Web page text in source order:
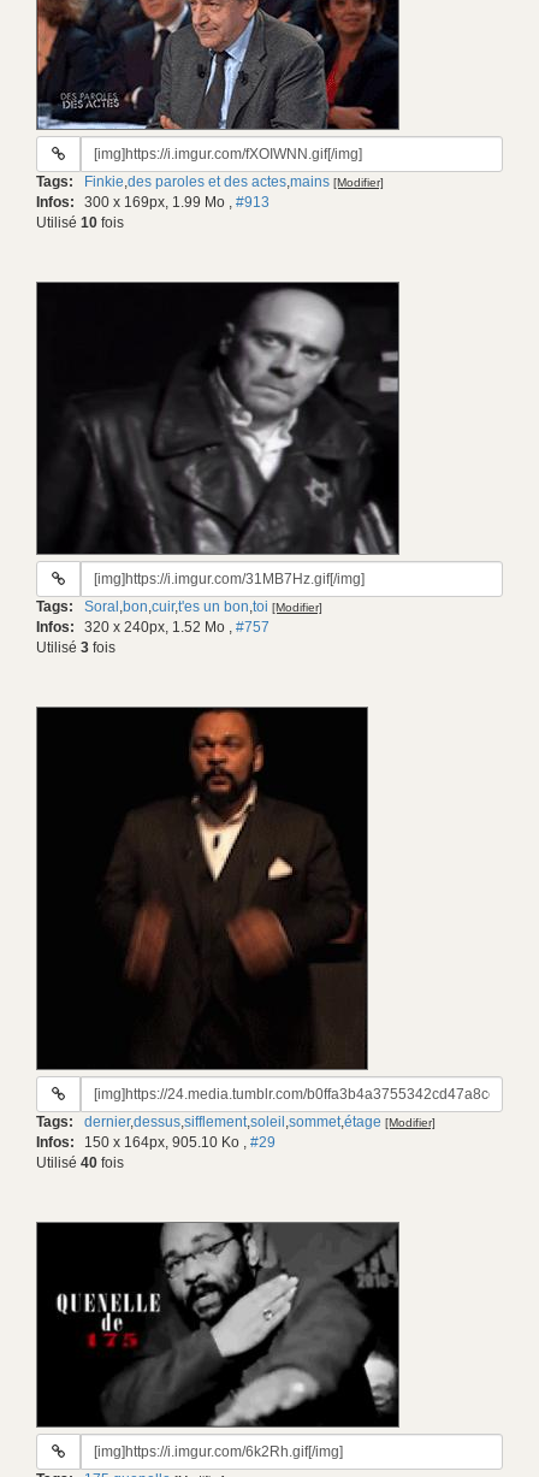
URL
gif:
Tags: Finkie,des paroles et des actes,mains [Modifier]
Infos: 300 x 169px, 1.99 Mo , #913
Utilisé 10 fois
URL
gif:
Tags: Soral ,bon,cuir,t'es un bon,toi [Modifier]
Infos: 320 x 240px, 1.52 Mo , #757
Utilisé 3 fois
URL
gif:
Tags: dernier,dessus,sifflement,soleil ,sommet,étage [Modifier]
Infos: 150 x 164px, 905.10 Ko , #29
Utilisé 40 fois
URL